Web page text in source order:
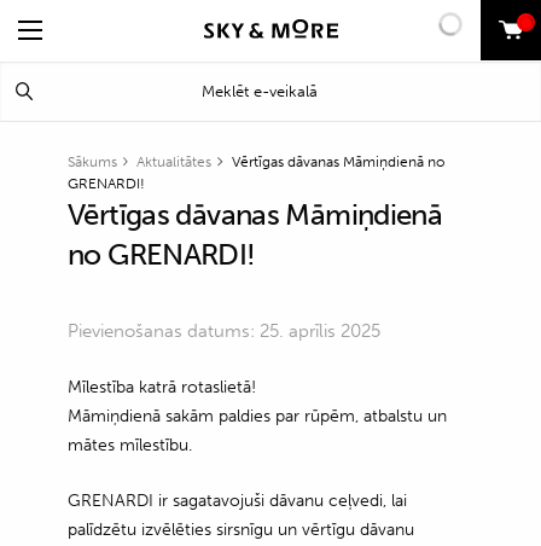
0
Sākums Aktualitātes
Vērtīgas dāvanas Māmiņdienā no
GRENARDI!
Vērtīgas dāvanas Māmiņdienā
no GRENARDI!
Pievienošanas datums: 25. aprīlis 2025
Mīlestība katrā rotaslietā!
Māmiņdienā sakām paldies par rūpēm, atbalstu un
mātes mīlestību.
GRENARDI ir sagatavojuši dāvanu ceļvedi, lai
palīdzētu izvēlēties sirsnīgu un vērtīgu dāvanu